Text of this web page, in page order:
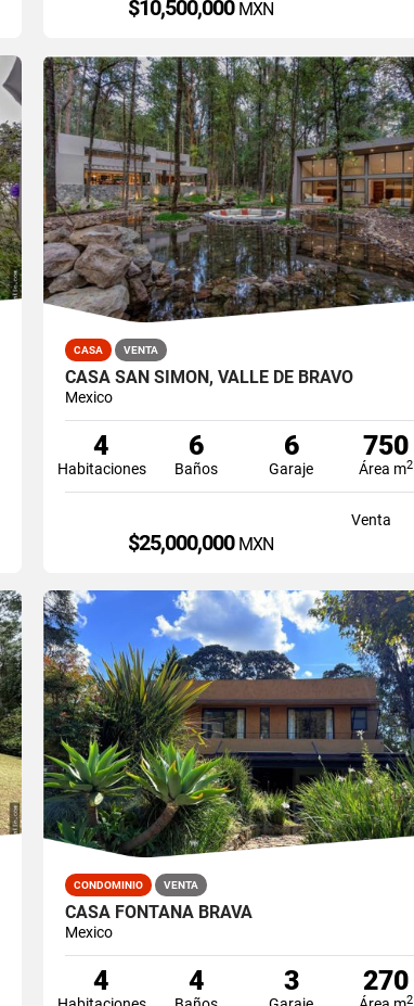
$10,500,000 MXN
CASA VENTA
CASA SAN SIMON, VALLE DE BRAVO
Mexico
4
Habitaciones
6
Baños
6
Garaje
750
Área m2
Venta
$25,000,000 MXN
CONDOMINIO VENTA
CASA FONTANA BRAVA
Mexico
4 4 3 270
2